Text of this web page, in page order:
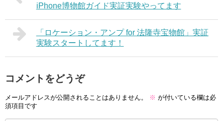
iPhone博物館ガイド実証実験やってます
「ロケーション・アンプ for 法隆寺宝物館」実証
実験スタートしてます！
コメントをどうぞ
メールアドレスが公開されることはありません。 ※ が付いている欄は必
須項目です